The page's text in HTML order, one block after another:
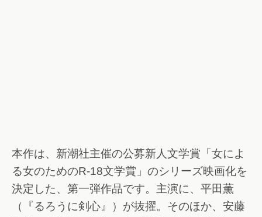
本作は、新潮社主催の公募新人文学賞「女によ
る女のためのR-18文学賞」のシリーズ映画化を
決定した、第一弾作品です。主演に、平田薫
（『るろうに剣心』）が抜擢。そのほか、安藤